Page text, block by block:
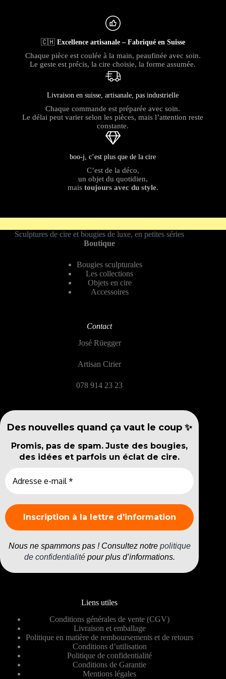
🇨🇭 Excellence artisanale – Fabriqué en Suisse
Chaque pièce est coulée à la main, peaufinée avec soin.
Le geste est précis, la cire choisie, la forme assumée.
Livraison en suisse, artisanale, pas industrielle
Chaque commande est préparée avec soin.
Le délai peut varier selon les pièces, mais l’attention reste
constante.
boo-j, c’est plus que de la cire
C’est de la déco,
un objet du quotidien,
mais toujours avec du style.
Sculptures de cire et bougies de luxe, en petites séries
Boutique
Bougies sculpturales
Les collections
Objets en cire
Accessoires
Contact
José Rüegger
Artisan Cirier
078 914 23 23
Des nouvelles quand ça vaut le coup ✨
Promis, pas de spam. Juste des bougies,
des idées et parfois un éclat de cire.
Nous ne spammons pas ! Consultez notre politique
de confidentialitépour plus d’informations.
Liens utiles
Conditions générales de vente (CGV)
Livraison et emballage
Politique en matière de remboursements et de retours
Conditions d’utilisation
Politique de confidentialité
Conditions de Garantie
Mentions légales